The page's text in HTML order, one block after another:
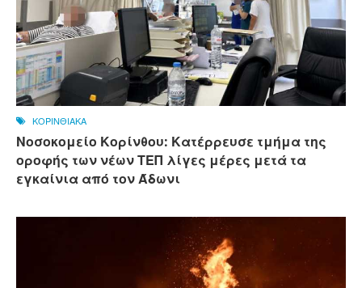
ΚΟΡΙΝΘΙΑΚΑ
Νοσοκομείο Κορίνθου: Κατέρρευσε τμήμα της
οροφής των νέων ΤΕΠ λίγες μέρες μετά τα
εγκαίνια από τον Άδωνι